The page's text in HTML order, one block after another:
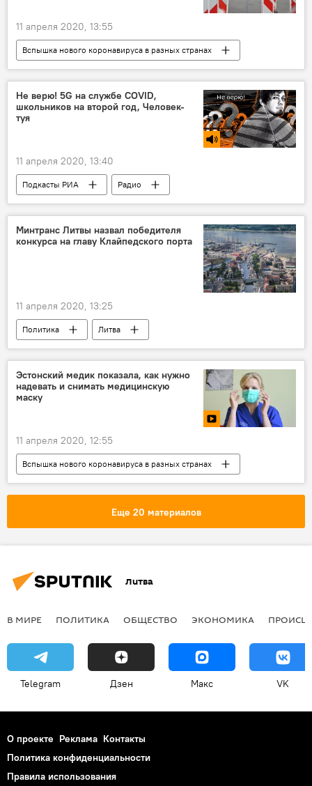
11 апреля 2020, 13:55
Вспышка нового коронавируса в разных странах
Экономика
Литва
коронавирус
карантин
Нериюс Мачюлис
Swedbank
Не верю! 5G на службе COVID,
школьников на второй год, Человек-
туя
11 апреля 2020, 13:40
Подкасты РИА Радио
Минтранс Литвы назвал победителя
конкурса на главу Клайпедского порта
11 апреля 2020, 13:25
Политика Литва
Эстонский медик показала, как нужно
надевать и снимать медицинскую
маску
11 апреля 2020, 12:55
Вспышка нового коронавируса в разных странах
Видео
Мультимедиа
Эстония
Еще 20 материалов
Литва
В МИРЕ ПОЛИТИКА ОБЩЕСТВО ЭКОНОМИКА
Telegram Дзен Макс VK
О проекте Реклама Контакты
Политика конфиденциальности
Правила использования